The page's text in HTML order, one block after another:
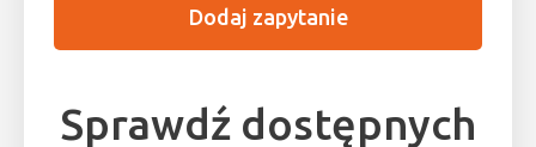
Dodaj zapytanie
Sprawdź dostępnych